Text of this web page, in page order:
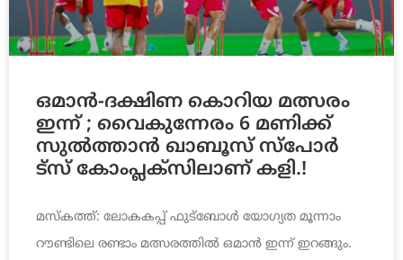
ഒ​മാ​ൻ-​ദ​ക്ഷി​ണ കൊ​റി​യ മ​ത്സ​രം
ഇ​ന്ന് ; വൈ​കു​ന്നേ​രം 6 ​മ​ണി​ക്ക്
സു​ൽ​ത്താ​ൻ ഖാ​ബൂ​സ് സ്​​പോ​ർ​
ട്സ് കോം​പ്ല​ക്സി​ലാ​ണ് ക​ളി.!
മസ്കത്ത്: ലോകകപ്പ് ഫുട്ബോൾ യോഗ്യത മൂന്നാം
റൗണ്ടിലെ രണ്ടാം മത്സരത്തിൽ ഒമാൻ ഇന്ന് ഇറങ്ങും.